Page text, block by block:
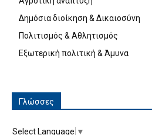
Δημόσια διοίκηση & Δικαιοσύνη
Πολιτισμός & Αθλητισμός
Εξωτερική πολιτική & Άμυνα
Γλώσσες
Select Language ▼